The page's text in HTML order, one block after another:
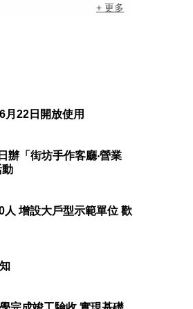
+ 更多
月22日開放使用
辦「街坊手作客廳‧營業
動
增設大戶型示範單位 歡